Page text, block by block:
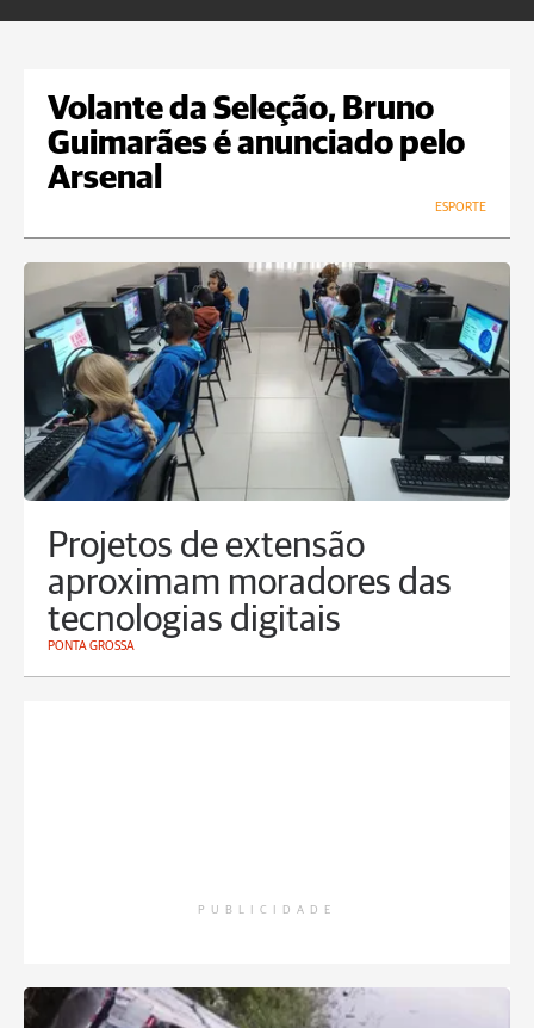
Volante da Seleção, Bruno
Guimarães é anunciado pelo
Arsenal
ESPORTE
Projetos de extensão
aproximam moradores das
tecnologias digitais
PONTA GROSSA
PUBLICIDADE